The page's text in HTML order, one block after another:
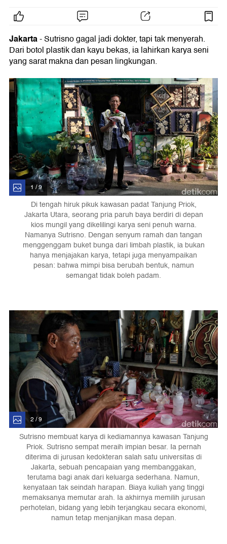
Jakarta- Sutrisno gagal jadi dokter, tapi tak menyerah.
Dari botol plastik dan kayu bekas, ia lahirkan karya seni
yang sarat makna dan pesan lingkungan.
1 / 9
Di tengah hiruk pikuk kawasan padat Tanjung Priok,
Jakarta Utara, seorang pria paruh baya berdiri di depan
kios mungil yang dikelilingi karya seni penuh warna.
Namanya Sutrisno. Dengan senyum ramah dan tangan
menggenggam buket bunga dari limbah plastik, ia bukan
hanya menjajakan karya, tetapi juga menyampaikan
pesan: bahwa mimpi bisa berubah bentuk, namun
semangat tidak boleh padam.
2 / 9
Sutrisno membuat karya di kediamannya kawasan Tanjung
Priok. Sutrisno sempat meraih impian besar. Ia pernah
diterima di jurusan kedokteran salah satu universitas di
Jakarta, sebuah pencapaian yang membanggakan,
terutama bagi anak dari keluarga sederhana. Namun,
kenyataan tak seindah harapan. Biaya kuliah yang tinggi
memaksanya memutar arah. Ia akhirnya memilih jurusan
perhotelan, bidang yang lebih terjangkau secara ekonomi,
namun tetap menjanjikan masa depan.